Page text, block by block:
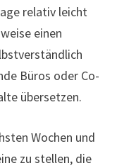
relativ leicht
einen
Büros oder Co-
übersetzen.
Wochen und
zu stellen, die